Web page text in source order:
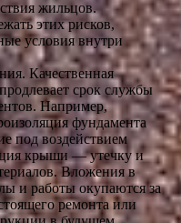
жильцов.
этих рисков,
условия внутри
Качественная
срок службы
Например,
фундамента
под воздействием
крыши — утечку и
Вложения в
и работы окупаются за
ремонта или